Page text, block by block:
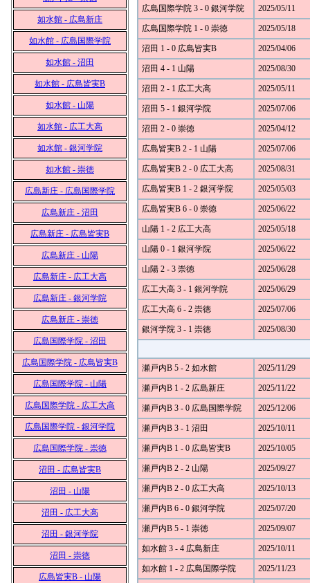
如水館 - 広島新庄
如水館 - 広島国際学院
如水館 - 沼田
如水館 - 広島皆実B
如水館 - 山陽
如水館 - 広工大高
如水館 - 銀河学院
如水館 - 崇徳
広島新庄 - 広島国際学院
広島新庄 - 沼田
広島新庄 - 広島皆実B
広島新庄 - 山陽
広島新庄 - 広工大高
広島新庄 - 銀河学院
広島新庄 - 崇徳
広島国際学院 - 沼田
広島国際学院 - 広島皆実B
広島国際学院 - 山陽
広島国際学院 - 広工大高
広島国際学院 - 銀河学院
広島国際学院 - 崇徳
沼田 - 広島皆実B
沼田 - 山陽
沼田 - 広工大高
沼田 - 銀河学院
沼田 - 崇徳
広島皆実B - 山陽
広島国際学院 3 - 0 銀河学院 2025/05/11
広島国際学院 1 - 0 崇徳 2025/05/18
沼田 1 - 0 広島皆実B 2025/04/06
沼田 4 - 1 山陽 2025/08/30
沼田 2 - 1 広工大高 2025/05/11
沼田 5 - 1 銀河学院 2025/07/06
沼田 2 - 0 崇徳 2025/04/12
広島皆実B 2 - 1 山陽 2025/07/06
広島皆実B 2 - 0 広工大高 2025/08/31
広島皆実B 1 - 2 銀河学院 2025/05/03
広島皆実B 6 - 0 崇徳 2025/06/22
山陽 1 - 2 広工大高 2025/05/18
山陽 0 - 1 銀河学院 2025/06/22
山陽 2 - 3 崇徳 2025/06/28
広工大高 3 - 1 銀河学院 2025/06/29
広工大高 6 - 2 崇徳 2025/07/06
銀河学院 3 - 1 崇徳 2025/08/30
瀬戸内B 5 - 2 如水館 2025/11/29
瀬戸内B 1 - 2 広島新庄 2025/11/22
瀬戸内B 3 - 0 広島国際学院 2025/12/06
瀬戸内B 3 - 1 沼田 2025/10/11
瀬戸内B 1 - 0 広島皆実B 2025/10/05
瀬戸内B 2 - 2 山陽 2025/09/27
瀬戸内B 2 - 0 広工大高 2025/10/13
瀬戸内B 6 - 0 銀河学院 2025/07/20
瀬戸内B 5 - 1 崇徳 2025/09/07
如水館 3 - 4 広島新庄 2025/10/11
如水館 1 - 2 広島国際学院 2025/11/23